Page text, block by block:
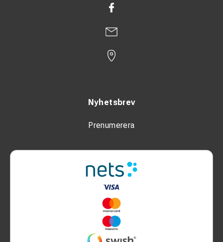
Nyhetsbrev
Prenumerera